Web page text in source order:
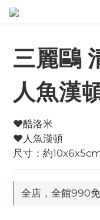
三麗鷗
人魚漢
♥酷洛米
♥人魚漢頓
尺寸：約
全店，全館990